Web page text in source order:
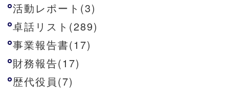
活動レポート(3)
卓話リスト(289)
事業報告書(17)
財務報告(17)
歴代役員(7)